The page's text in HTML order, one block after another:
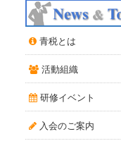
青税とは
活動組織
研修イベント
入会のご案内